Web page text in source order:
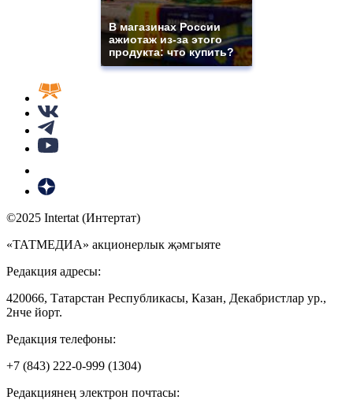
В магазинах России
ажиотаж из-за этого
продукта: что купить?
©2025 Intertat (Интертат)
«ТАТМЕДИА» акционерлык җәмгыяте
Редакция адресы:
420066, Татарстан Республикасы, Казан, Декабристлар ур.,
2нче йорт.
Редакция телефоны:
+7 (843) 222-0-999 (1304)
Редакциянең электрон почтасы: